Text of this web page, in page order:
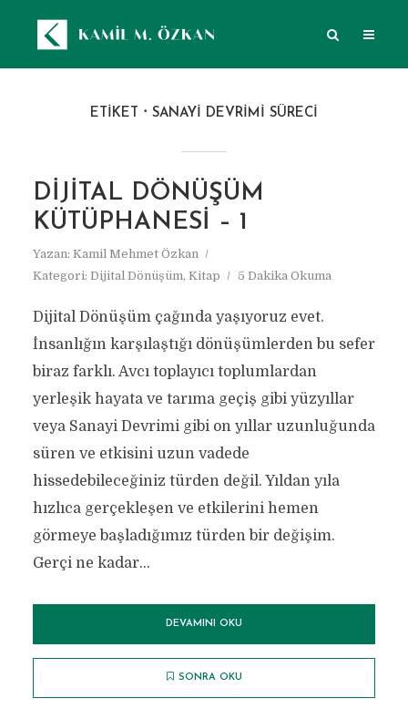
ETIKET SANAYI DEVRIMI SÜRECI
DIJITAL DÖNÜŞÜM
KÜTÜPHANESI – 1
Yazan: Kamil Mehmet Özkan
Kategori: Dijital Dönüşüm, Kitap 5 Dakika Okuma
Dijital Dönüşüm çağında yaşıyoruz evet.
İnsanlığın karşılaştığı dönüşümlerden bu sefer
biraz farklı. Avcı toplayıcı toplumlardan
yerleşik hayata ve tarıma geçiş gibi yüzyıllar
veya Sanayi Devrimi gibi on yıllar uzunluğunda
süren ve etkisini uzun vadede
hissedebileceğiniz türden değil. Yıldan yıla
hızlıca gerçekleşen ve etkilerini hemen
görmeye başladığımız türden bir değişim.
Gerçi ne kadar...
DEVAMINI OKU
SONRA OKU